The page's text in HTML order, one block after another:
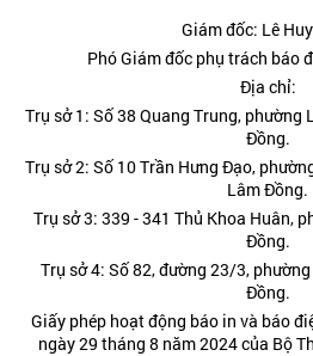
Giám đốc: Lê
Phó Giám đốc phụ trách báo
Địa chỉ:
Trụ sở 1: Số 38 Quang Trung, phường
Đồng.
Trụ sở 2: Số 10 Trần Hưng Đạo,
Lâm Đồng.
Trụ sở 3: 339 - 341 Thủ Khoa Huân,
Đồng.
Trụ sở 4: Số 82, đường 23/3,
Đồng.
Giấy phép hoạt động báo in và báo
ngày 29 tháng 8 năm 2024 của Bộ